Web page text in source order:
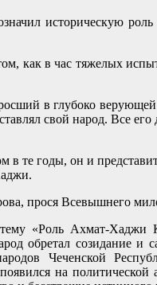
историческую
как в час тяжелых
в глубоко верующей
свой народ. Все его
в те годы, он и
прося Всевышнего
«Роль Ахмат-Хаджи
обретал созидание и
Чеченской
на политической